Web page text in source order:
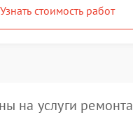
Узнать стоимость работ
на услуги ремонта